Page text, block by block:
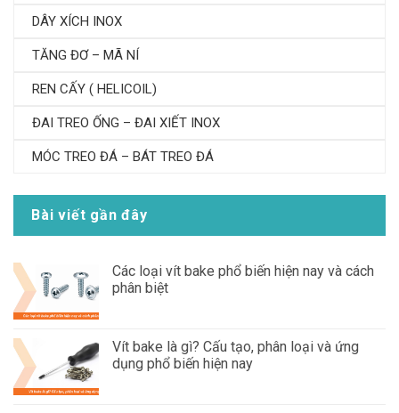
DÂY XÍCH INOX
TĂNG ĐƠ – MÃ NÍ
REN CẤY ( HELICOIL)
ĐAI TREO ỐNG – ĐAI XIẾT INOX
MÓC TREO ĐÁ – BÁT TREO ĐÁ
Bài viết gần đây
Các loại vít bake phổ biến hiện nay và cách
phân biệt
Vít bake là gì? Cấu tạo, phân loại và ứng
dụng phổ biến hiện nay